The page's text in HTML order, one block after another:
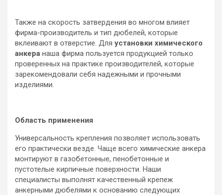
Также на скорость затвердения во многом влияет
фирма-производитель и тип дюбелей, которые
вклеивают в отверстие. Для установки химического
анкера наша фирма пользуется продукцией только
проверенных на практике производителей, которые
зарекомендовали себя надежными и прочными
изделиями.
Область применения
Универсальность крепления позволяет использовать
его практически везде. Чаще всего химические анкера
монтируют в газобетонные, пенобетонные и
пустотелые кирпичные поверхности. Наши
специалисты выполнят качественный крепеж
анкерными дюбелями к основанию следующих